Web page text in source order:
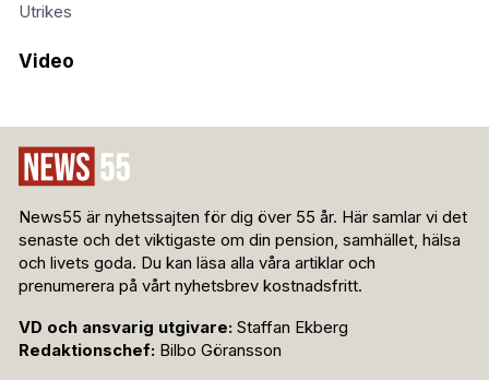
Utrikes
Video
News55 är nyhetssajten för dig över 55 år. Här samlar vi det
senaste och det viktigaste om din pension, samhället, hälsa
och livets goda. Du kan läsa alla våra artiklar och
prenumerera på vårt nyhetsbrev kostnadsfritt.
VD och ansvarig utgivare: Staffan Ekberg
Redaktionschef: Bilbo Göransson